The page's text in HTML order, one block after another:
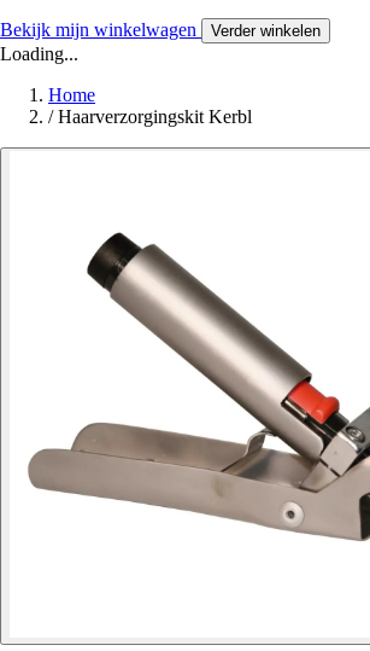
Bekijk mijn winkelwagen Verder winkelen
Loading...
Home
/ Haarverzorgingskit Kerbl